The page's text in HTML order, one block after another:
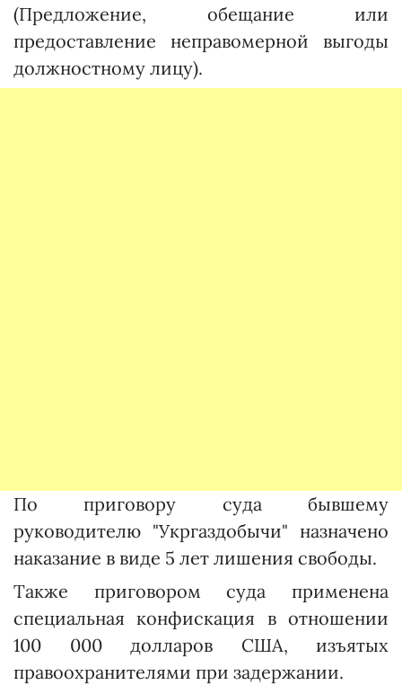
(Предложение, обещание или
предоставление неправомерной выгоды
должностному лицу).
По приговору суда бывшему
руководителю "Укргаздобычи" назначено
наказание в виде 5 лет лишения свободы.
Также приговором суда применена
специальная конфискация в отношении
100 000 долларов США, изъятых
правоохранителями при задержании.